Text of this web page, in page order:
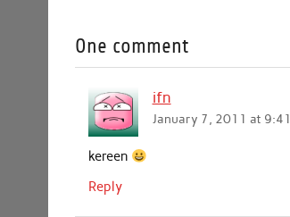
e
b
o
o
k
t
t
t
s
p
e
I
l
e
One comment
ifn
January 7, 2011 at
kereen
Reply